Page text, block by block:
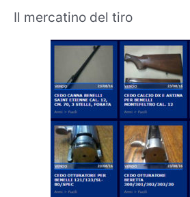
Il mercatino del tiro